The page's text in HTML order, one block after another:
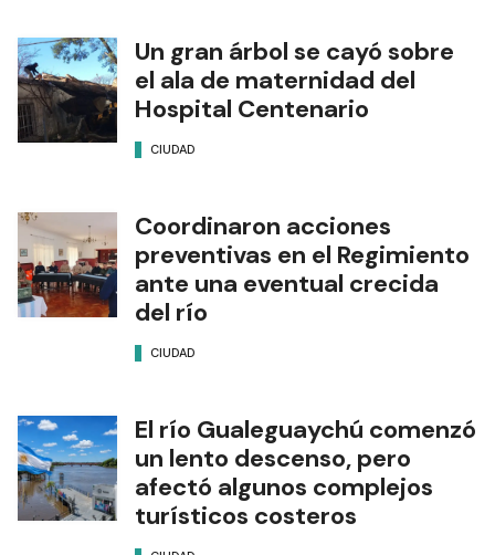
Un gran árbol se cayó sobre
el ala de maternidad del
Hospital Centenario
CIUDAD
Coordinaron acciones
preventivas en el Regimiento
ante una eventual crecida
del río
CIUDAD
El río Gualeguaychú comenzó
un lento descenso, pero
afectó algunos complejos
turísticos costeros